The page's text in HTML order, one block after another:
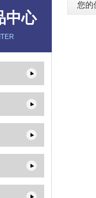
中心
您的